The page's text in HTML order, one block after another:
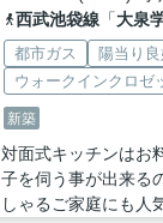
西武池袋線「大泉
都市ガス 陽当り
ウォークインクロゼ
新築
対面式キッチンはお
子を伺う事が出来る
しゃるご家庭にも人